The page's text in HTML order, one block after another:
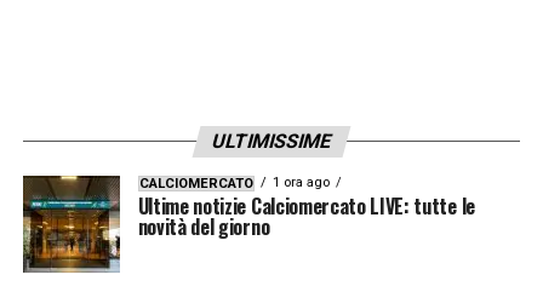
ULTIMISSIME
CALCIOMERCATO 1 ora ago
Ultime notizie Calciomercato LIVE: tutte le
novità del giorno